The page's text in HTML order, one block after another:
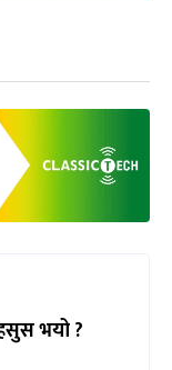
भयो ?